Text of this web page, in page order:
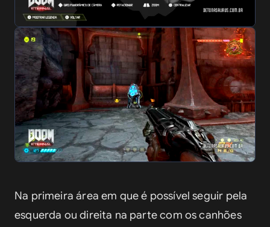
Na primeira área em que é possível seguir pela
esquerda ou direita na parte com os canhões